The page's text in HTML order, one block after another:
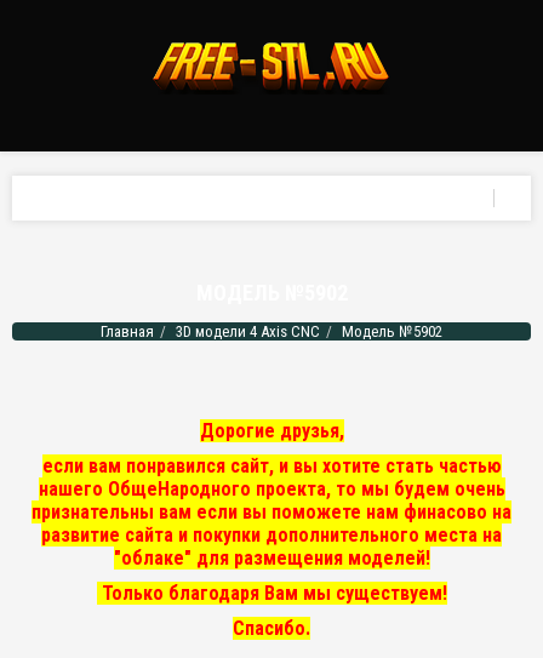
Главная 3D модели 4 Axis CNC Модель №5902
Дорогие друзья,
если вам понравился сайт, и вы хотите стать частью
нашего ОбщеНародного проекта, то мы будем очень
признательны вам если вы поможете нам финасово на
развитие сайта и покупки дополнительного места на
"облаке" для размещения моделей!
Только благодаря Вам мы существуем!
Спасибо.